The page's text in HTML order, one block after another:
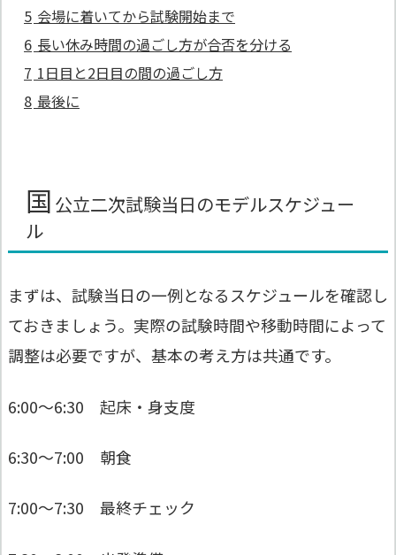
5 会場に着いてから試験開始まで
6 長い休み時間の過ごし方が合否を分ける
7 1日目と2日目の間の過ごし方
8 最後に
国 公立二次試験当日のモデルスケジュー
ル
まずは、試験当日の一例となるスケジュールを確認し
ておきましょう。実際の試験時間や移動時間によって
調整は必要ですが、基本の考え方は共通です。
6:00〜6:30 起床・身支度
6:30〜7:00 朝食
7:00〜7:30 最終チェック